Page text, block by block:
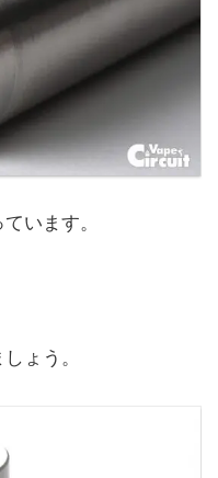
います。
ょう。